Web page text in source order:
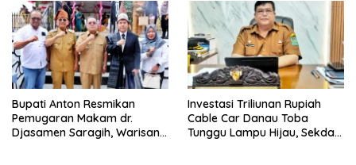
Bupati Anton Resmikan
Pemugaran Makam dr.
Djasamen Saragih, Warisan
Investasi Triliunan Rupiah
Cable Car Danau Toba
Tunggu Lampu Hijau, Sekda